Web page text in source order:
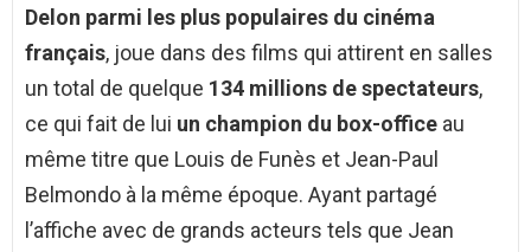
Delon parmi les plus populaires du cinéma
français, joue dans des films qui attirent en salles
un total de quelque 134 millions de spectateurs,
ce qui fait de lui un champion du box-office au
même titre que Louis de Funès et Jean-Paul
Belmondo à la même époque. Ayant partagé
l’affiche avec de grands acteurs tels que Jean